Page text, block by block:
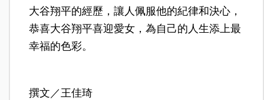
大谷翔平的經歷，讓人佩服他的紀律和決心，
恭喜大谷翔平喜迎愛女，為自己的人生添上最
幸福的色彩。
撰文／王佳琦